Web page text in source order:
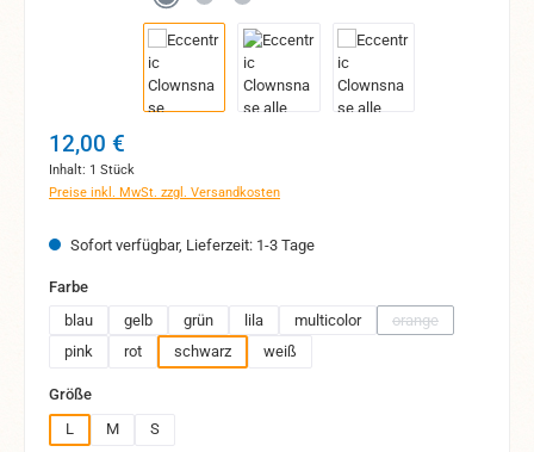
Regulärer Preis:
12,00 €
Inhalt: 1 Stück
Preise inkl. MwSt. zzgl. Versandkosten
Sofort verfügbar, Lieferzeit: 1-3 Tage
Farbeauswählen
blau
gelb grün lila multicolor orange
(Diese Option ist
pink rot schwarz weiß
Größeauswählen
L
M S